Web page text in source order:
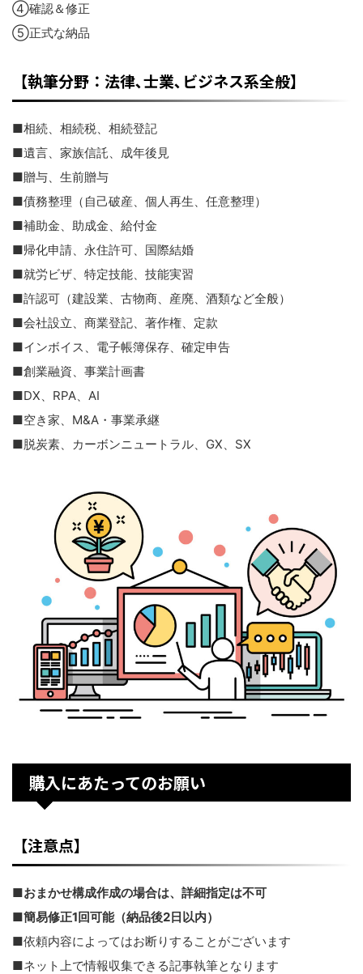
④確認＆修正
⑤正式な納品
【執筆分野：法律､士業､ビジネス系全般】
■相続、相続税、相続登記
■遺言、家族信託、成年後見
■贈与、生前贈与
■債務整理（自己破産、個人再生、任意整理）
■補助金、助成金、給付金
■帰化申請、永住許可、国際結婚
■就労ビザ、特定技能、技能実習
■許認可（建設業、古物商、産廃、酒類など全般）
■会社設立、商業登記、著作権、定款
■インボイス、電子帳簿保存、確定申告
■創業融資、事業計画書
■DX、RPA、AI
■空き家、M&A・事業承継
■脱炭素、カーボンニュートラル、GX、SX
購入にあたってのお願い
【注意点】
■おまかせ構成作成の場合は、詳細指定は不可
■簡易修正1回可能（納品後2日以内）
■依頼内容によってはお断りすることがございます
■ネット上で情報収集できる記事執筆となります